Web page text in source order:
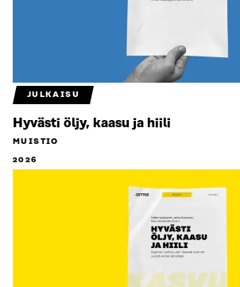
JULKAISU
Hyvästi öljy, kaasu ja hiili
MUISTIO
2026